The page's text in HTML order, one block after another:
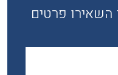
השאירו פרטים